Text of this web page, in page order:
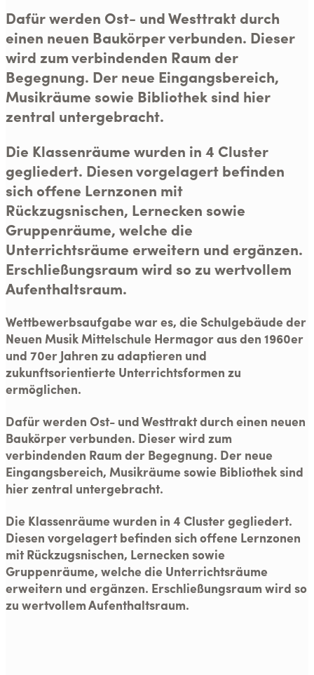
Dafür werden Ost- und Westtrakt durch
einen neuen Baukörper verbunden. Dieser
wird zum verbindenden Raum der
Begegnung. Der neue Eingangsbereich,
Musikräume sowie Bibliothek sind hier
zentral untergebracht.
Die Klassenräume wurden in 4 Cluster
gegliedert. Diesen vorgelagert befinden
sich offene Lernzonen mit
Rückzugsnischen, Lernecken sowie
Gruppenräume, welche die
Unterrichtsräume erweitern und ergänzen.
Erschließungsraum wird so zu wertvollem
Aufenthaltsraum.
Wettbewerbsaufgabe war es, die Schulgebäude der
Neuen Musik Mittelschule Hermagor aus den 1960er
und 70er Jahren zu adaptieren und
zukunftsorientierte Unterrichtsformen zu
ermöglichen.
Dafür werden Ost- und Westtrakt durch einen neuen
Baukörper verbunden. Dieser wird zum
verbindenden Raum der Begegnung. Der neue
Eingangsbereich, Musikräume sowie Bibliothek sind
hier zentral untergebracht.
Die Klassenräume wurden in 4 Cluster gegliedert.
Diesen vorgelagert befinden sich offene Lernzonen
mit Rückzugsnischen, Lernecken sowie
Gruppenräume, welche die Unterrichtsräume
erweitern und ergänzen. Erschließungsraum wird so
zu wertvollem Aufenthaltsraum.